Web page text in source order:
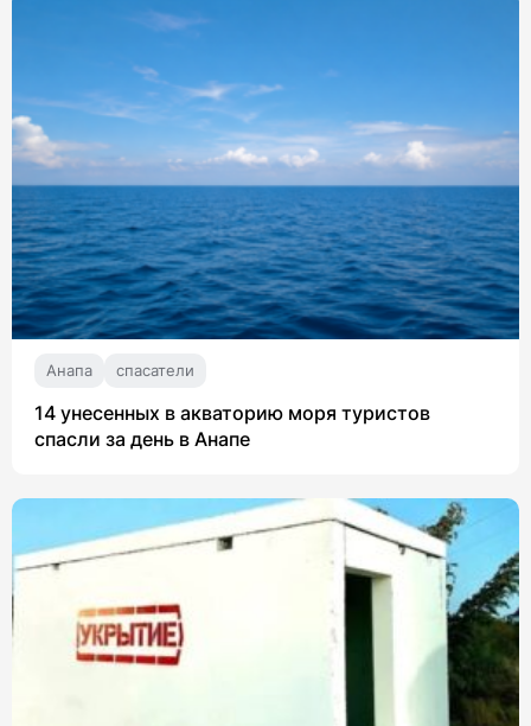
Анапа спасатели
14 унесенных в акваторию моря туристов
спасли за день в Анапе